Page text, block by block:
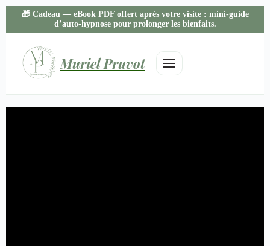
🎁 Cadeau— eBook PDF offert après votre visite : mini-guide
d’auto-hypnose pour prolonger les bienfaits.
Muriel Pruvot